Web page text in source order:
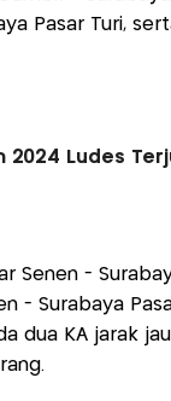
Pasar Turi,
2024 Ludes
Senen -
- Surabaya
dua KA jarak